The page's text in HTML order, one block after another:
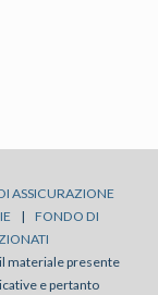
ASSICURAZIONE
|
FONDO DI
materiale presente
e pertanto